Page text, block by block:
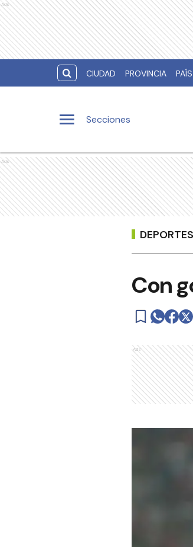
Ads
CIUDAD PROVINCIA PAÍS
Secciones
Ads
DEPORTES
Con
Ads